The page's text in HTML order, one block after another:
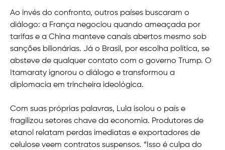
Ao invés do confronto, outros países buscaram o
diálogo: a França negociou quando ameaçada por
tarifas e a China manteve canais abertos mesmo sob
sanções bilionárias. Já o Brasil, por escolha política, se
absteve de qualquer contato com o governo Trump. O
Itamaraty ignorou o diálogo e transformou a
diplomacia em trincheira ideológica.
Com suas próprias palavras, Lula isolou o país e
fragilizou setores chave da economia. Produtores de
etanol relatam perdas imediatas e exportadores de
celulose veem contratos suspensos. “Isso é culpa do